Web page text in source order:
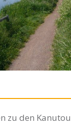
zu den